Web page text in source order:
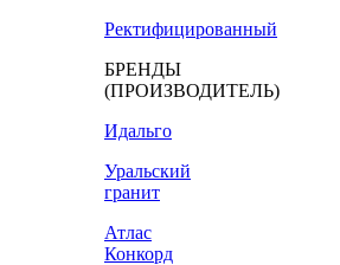
Ректифицированный
БРЕНДЫ
(ПРОИЗВОДИТЕЛЬ)
Идальго
Уральский
гранит
Атлас
Конкорд